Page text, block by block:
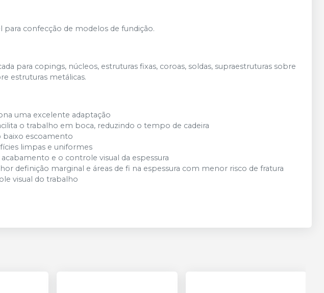
para confecção de modelos de fundição.
para copings, núcleos, estruturas fixas, coroas, soldas, supraestruturas sobre
estruturas metálicas.
uma excelente adaptação
o trabalho em boca, reduzindo o tempo de cadeira
baixo escoamento
limpas e uniformes
e o controle visual da espessura
definição marginal e áreas de fi na espessura com menor risco de fratura
visual do trabalho